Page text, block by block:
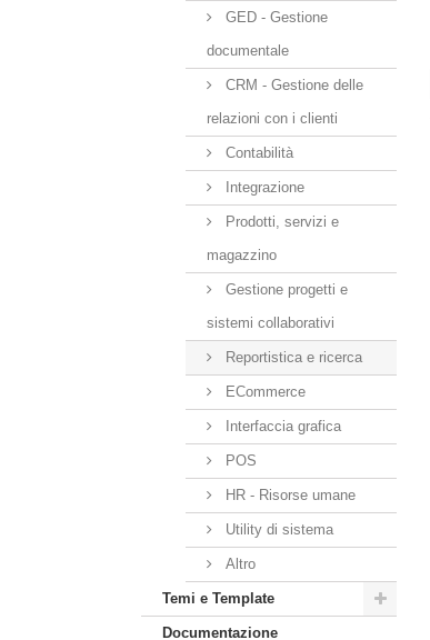
GED - Gestione
documentale
CRM - Gestione delle
relazioni con i clienti
Contabilità
Integrazione
Prodotti, servizi e
magazzino
Gestione progetti e
sistemi collaborativi
Reportistica e ricerca
ECommerce
Interfaccia grafica
POS
HR - Risorse umane
Utility di sistema
Altro
Temi e Template
Documentazione